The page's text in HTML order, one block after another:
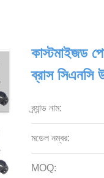
কাস্টমাইজড
ব্রাস সিএনসি
ব্র্যান্ড নাম:
মডেল নম্বর:
MOQ: